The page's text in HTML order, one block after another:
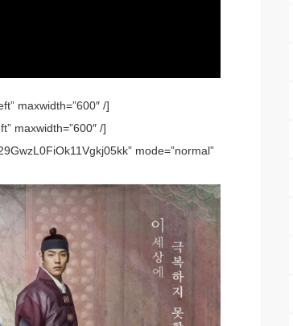
maxwidth=”600″ /]
maxwidth=”600″ /]
mode=”normal”